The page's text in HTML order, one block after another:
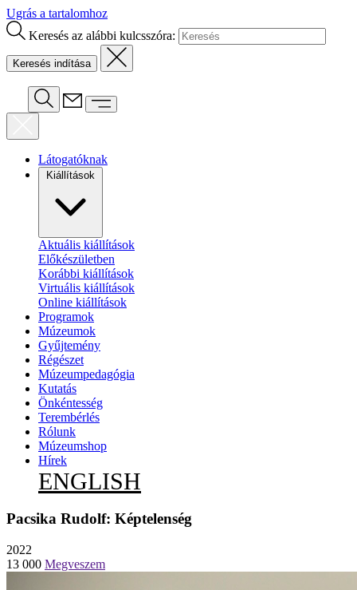
Ugrás a tartalomhoz
Keresés az alábbi kulcsszóra:
Látogatóknak
Kiállítások
Aktuális kiállítások
Előkészületben
Korábbi kiállítások
Virtuális kiállítások
Online kiállítások
Programok
Múzeumok
Gyűjtemény
Régészet
Múzeumpedagógia
Kutatás
Önkéntesség
Terembérlés
Rólunk
Múzeumshop
Hírek
ENGLISH
Pacsika Rudolf: Képtelenség
2022
13 000 Megveszem